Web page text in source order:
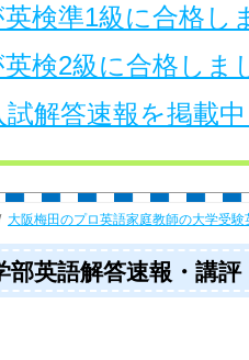
検準1級に合格し
検2級に合格しま
解答速報を掲載中
大阪梅田のプロ英語家庭教師の大学受験
英語解答速報・講評